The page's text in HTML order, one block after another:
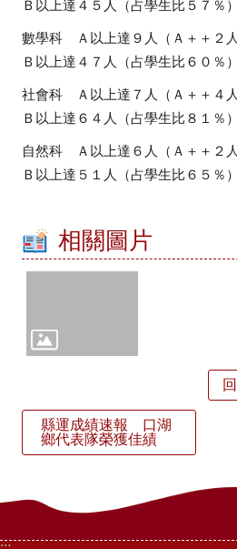
名
條
IPad
借
回
首
頁
站
導
覽
開
Ｂ以上達４５人（占學生比５７％）
數學科 Ａ以上達９人（Ａ＋＋２
Ｂ以上達４７人（占學生比６０％）
社會科 Ａ以上達７人（Ａ＋＋４人
Ｂ以上達６４人（占學生比８１％）
自然科 Ａ以上達６人（Ａ＋＋２
Ｂ以上達５１人（占學生比６５％）
相關圖片
縣運成績速報 口湖
鄉代表隊榮獲佳績